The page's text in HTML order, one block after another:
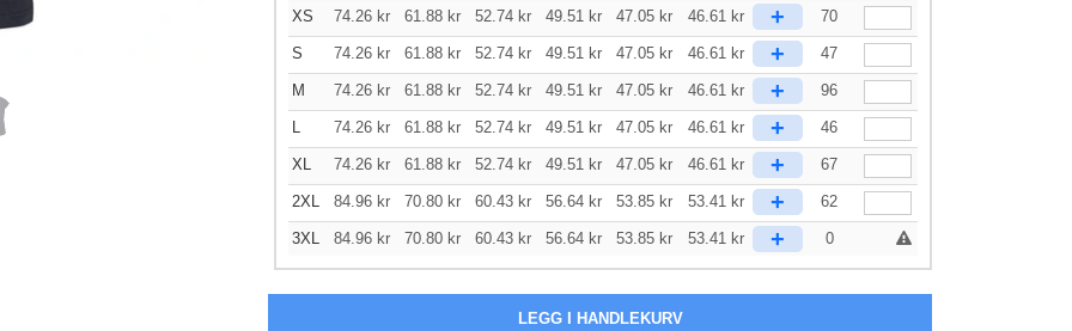
XS 74.26 kr 61.88 kr 52.74 kr 49.51 kr 47.05 kr 46.61 kr + 70
S 74.26 kr 61.88 kr 52.74 kr 49.51 kr 47.05 kr 46.61 kr + 47
M 74.26 kr 61.88 kr 52.74 kr 49.51 kr 47.05 kr 46.61 kr + 96
L 74.26 kr 61.88 kr 52.74 kr 49.51 kr 47.05 kr 46.61 kr + 46
XL 74.26 kr 61.88 kr 52.74 kr 49.51 kr 47.05 kr 46.61 kr + 67
2XL 84.96 kr 70.80 kr 60.43 kr 56.64 kr 53.85 kr 53.41 kr + 62
3XL 84.96 kr 70.80 kr 60.43 kr 56.64 kr 53.85 kr 53.41 kr + 0